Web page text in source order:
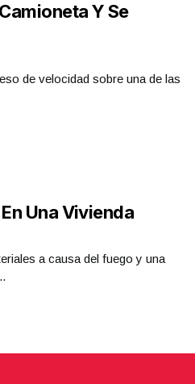
Y Se
de velocidad sobre una de las
Una Vivienda
a causa del fuego y una
Jueves 11 de Junio 2026 |